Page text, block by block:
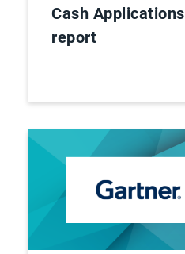
Cash Applications
report